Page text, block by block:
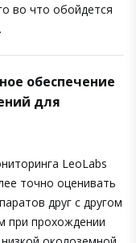
во что обойдется
обеспечение
для
LeoLabs
точно оценивать
друг с другом
при прохождении